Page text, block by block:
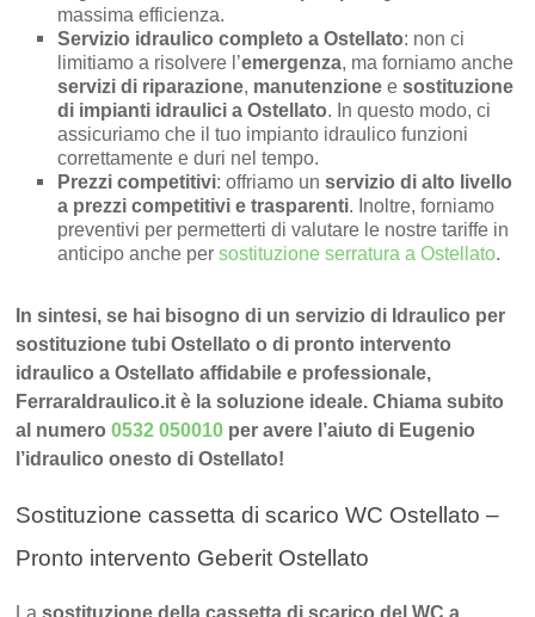
massima efficienza.
Servizio idraulico completo a Ostellato: non ci
limitiamo a risolvere l’emergenza, ma forniamo anche
servizi di riparazione, manutenzione esostituzione
di impianti idraulici a Ostellato. In questo modo, ci
assicuriamo che il tuo impianto idraulico funzioni
correttamente e duri nel tempo.
Prezzi competitivi: offriamo unservizio di alto livello
a prezzi competitivi e trasparenti. Inoltre, forniamo
preventivi per permetterti di valutare le nostre tariffe in
anticipo anche persostituzione serratura a Ostellato.
In sintesi, se hai bisogno di un servizio di Idraulico per
sostituzione tubi Ostellato o di pronto intervento
idraulico a Ostellato affidabile e professionale,
FerraraIdraulico.it è la soluzione ideale. Chiama subito
al numero0532 050010 per avere l’aiuto di Eugenio
l’idraulico onesto di Ostellato!
Sostituzione cassetta di scarico WC Ostellato –
Pronto intervento Geberit Ostellato